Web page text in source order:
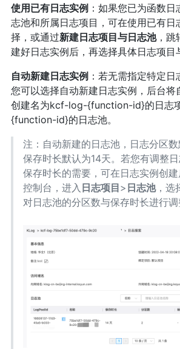
使用已有日志实例 ：如果您已为函数
志池和所属日志项目，可在使用已有日
择，或通过新建日志项目与日志池，跳
建好日志实例后，再选择具体日志项目
自动新建日志实例 ：若无需指定特定日
您可以选择自动新建日志实例，后台将
创建名为kcf-log-{function-id}的日志
{function-id}的日志池。
注：自动新建的日志池，日志分区
保存时长默认为14天。若您有调整
保存时长的需要，可在日志实例创
控制台，进入 日志项目 > 日志池，选
对日志池的分区数与保存时长进行调